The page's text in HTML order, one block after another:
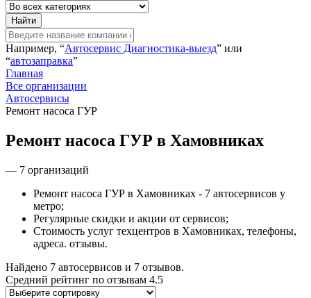
Найти
Например, “Автосервис Диагностика-выезд” или
“автозаправка”
Главная
Все организации
Автосервисы
Ремонт насоса ГУР
Ремонт насоса ГУР в Хамовниках
— 7 организаций
Ремонт насоса ГУР в Хамовниках - 7 автосервисов у
метро;
Регулярные скидки и акции от сервисов;
Стоимость услуг техцентров в Хамовниках, телефоны,
адреса. отзывы.
Найдено 7 автосервисов и 7 отзывов.
Средний рейтинг по отзывам 4.5